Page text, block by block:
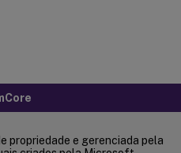
propriedade e gerenciada pela